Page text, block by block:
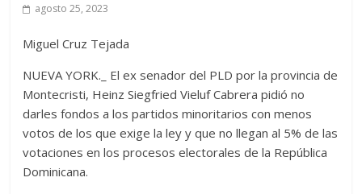
agosto 25, 2023
Miguel Cruz Tejada
NUEVA YORK._ El ex senador del PLD por la provincia de
Montecristi, Heinz Siegfried Vieluf Cabrera pidió no
darles fondos a los partidos minoritarios con menos
votos de los que exige la ley y que no llegan al 5% de las
votaciones en los procesos electorales de la República
Dominicana.